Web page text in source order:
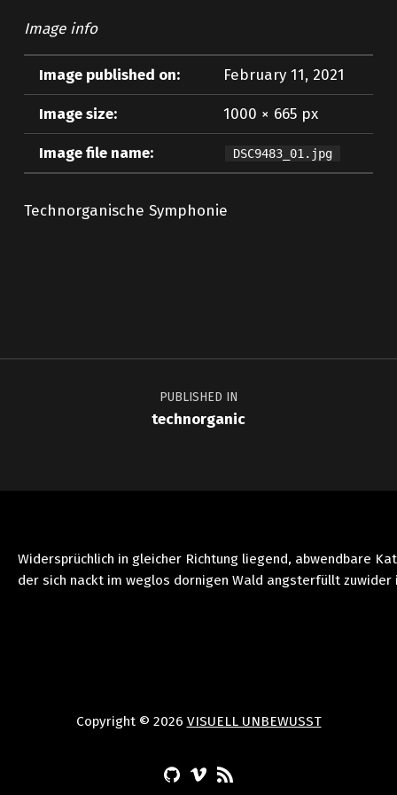
Image info
Image published on: February 11, 2021
Image size: 1000 × 665 px
Image file name: DSC9483_01.jpg
Technorganische Symphonie
Post navigation
PUBLISHED IN
technorganic
Widersprüchlich in gleicher Richtung liegend, abwendbare
der sich nackt im weglos dornigen Wald angsterfüllt
Copyright © 2026 VISUELL UNBEWUSST
(Opens in a new window)
(Opens in a new window)